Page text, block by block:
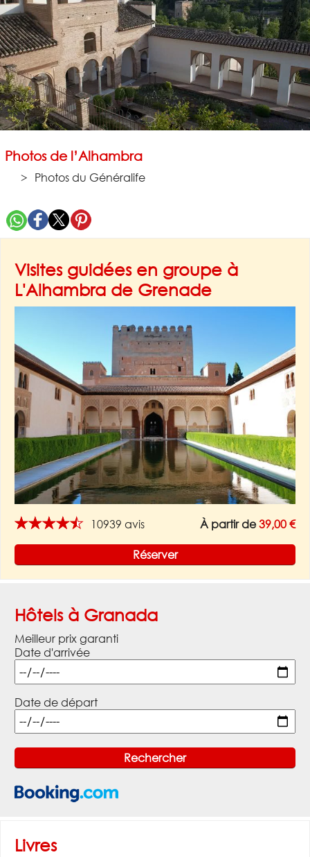
Photos de l’Alhambra
Photos du Généralife
Visites guidées en groupe à
L'Alhambra de Grenade
★★★★★ 10939 avis À partir de39,00 €
Réserver
Hôtels à Granada
Meilleur prix garanti
Date d'arrivée
Date de départ
Livres